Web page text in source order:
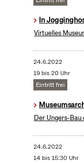
In
Virtuelles
24.6.2022
19 bis 20 Uhr
Eintritt frei
Der Ungers-
24.6.2022
14 bis 15:30 Uhr